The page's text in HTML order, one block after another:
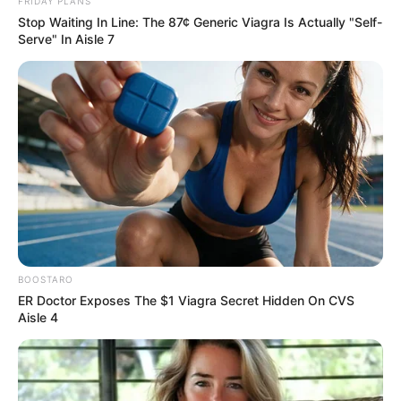
Ο ένας από τους 2 άντρες, σοβαρά
τραυματισμένος, κατάφερε να καλέσει
βοήθεια με το κινητό του και μεταφέρθηκε
στο νοσοκομείο εκτός κινδύνου.
Δυστυχώς, ο άλλος άντρας, ηλικίας άνω των
70 ετών, ανασύρθηκε νεκρός.
Stop Waiting In Line: The 87¢ Generic Viagra Is Actually "Self-
Serve" In Aisle 7
BOOSTARO
ER Doctor Exposes The $1 Viagra Secret Hidden On CVS
Aisle 4